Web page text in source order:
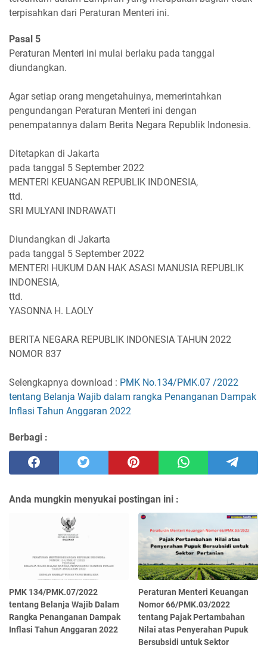
terpisahkan dari Peraturan Menteri ini.
Pasal 5
Peraturan Menteri ini mulai berlaku pada tanggal
diundangkan.
Agar setiap orang mengetahuinya, memerintahkan
pengundangan Peraturan Menteri ini dengan
penempatannya dalam Berita Negara Republik Indonesia.
Ditetapkan di Jakarta
pada tanggal 5 September 2022
MENTERI KEUANGAN REPUBLIK INDONESIA,
ttd.
SRI MULYANI INDRAWATI
Diundangkan di Jakarta
pada tanggal 5 September 2022
MENTERI HUKUM DAN HAK ASASI MANUSIA REPUBLIK
INDONESIA,
ttd.
YASONNA H. LAOLY
BERITA NEGARA REPUBLIK INDONESIA TAHUN 2022
NOMOR 837
Selengkapnya download : PMK No.134/PMK.07 /2022
tentang Belanja Wajib dalam rangka Penanganan Dampak
Inflasi Tahun Anggaran 2022
Berbagi :
Anda mungkin menyukai postingan ini :
PMK 134/PMK.07/2022
tentang Belanja Wajib Dalam
Rangka Penanganan Dampak
Inflasi Tahun Anggaran 2022
Peraturan Menteri Keuangan
Nomor 66/PMK.03/2022
tentang Pajak Pertambahan
Nilai atas Penyerahan Pupuk
Bersubsidi untuk Sektor